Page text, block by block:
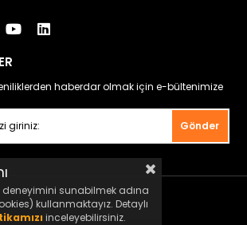
haberdar olmak için e-bültenimize
Gönder
deneyimini sunabilmek adına
kullanmaktayız. Detaylı
inceleyebilirsiniz.